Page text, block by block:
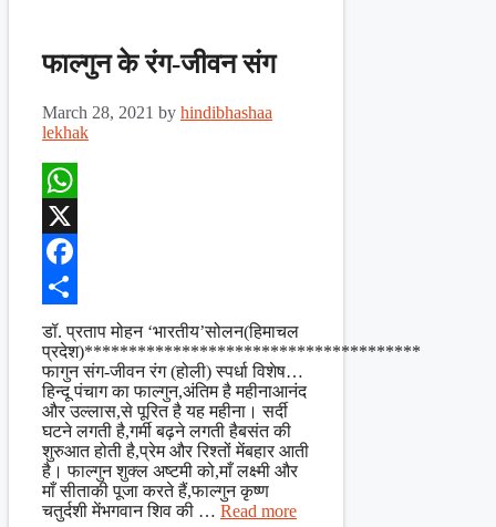
फाल्गुन के रंग-जीवन संग
March 28, 2021 by hindibhashaa
lekhak
WhatsApp
X
Facebook
Share
डॉ. प्रताप मोहन ‘भारतीय’सोलन(हिमाचल
प्रदेश)**************************************
फागुन संग-जीवन रंग (होली) स्पर्धा विशेष…
हिन्दू पंचाग का फाल्गुन,अंतिम है महीनाआनंद
और उल्लास,से पूरित है यह महीना। सर्दी
घटने लगती है,गर्मी बढ़ने लगती हैबसंत की
शुरुआत होती है,प्रेम और रिश्तों मेंबहार आती
है। फाल्गुन शुक्ल अष्टमी को,माँ लक्ष्मी और
माँ सीताकी पूजा करते हैं,फाल्गुन कृष्ण
चतुर्दशी मेंभगवान शिव की … Read more